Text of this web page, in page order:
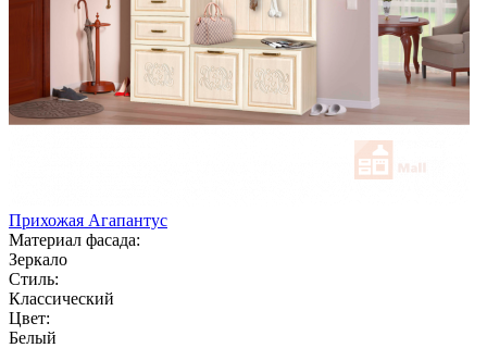
Прихожая Агапантус
Материал фасада:
Зеркало
Стиль:
Классический
Цвет:
Белый